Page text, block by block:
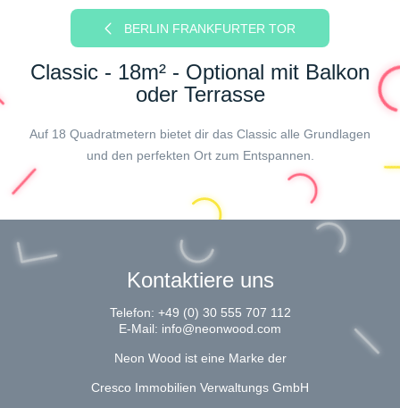
BERLIN FRANKFURTER TOR
Classic - 18m² - Optional mit Balkon
oder Terrasse
Auf 18 Quadratmetern bietet dir das Classic alle Grundlagen
und den perfekten Ort zum Entspannen.
Kontaktiere uns
Telefon: +49 (0) 30 555 707 112
E-Mail: info@neonwood.com
Neon Wood ist eine Marke der
Cresco Immobilien Verwaltungs GmbH